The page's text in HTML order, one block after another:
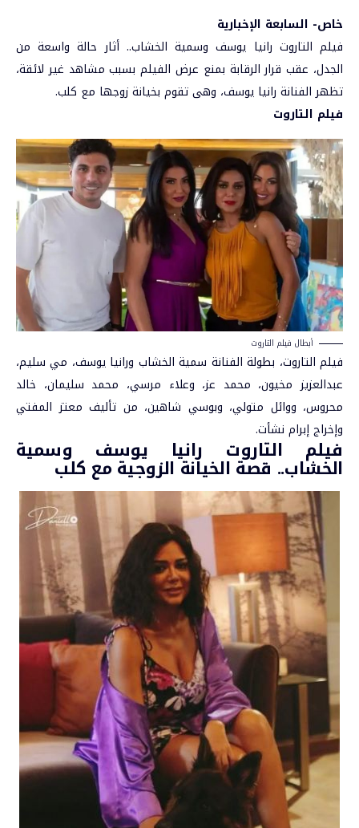
خاص- السابعة الإخبارية
فيلم التاروت رانيا يوسفوسمية الخشاب.. أثار حالة واسعة من
الجدل، عقب قرار الرقابة بمنع عرض الفيلم بسبب مشاهد غير لائقة،
تظهر الفنانة رانيا يوسف، وهى تقوم بخيانة زوجها مع كلب.
فيلم التاروت
أبطال فيلم التاروت
فيلم التاروت، بطولة الفنانة سمية الخشاب ورانيا يوسف، مي سليم،
عبدالعزيز مخيون، محمد عز، وعلاء مرسي، محمد سليمان، خالد
محروس، ووائل متولي، وبوسي شاهين، من تأليف معتز المفتي
وإخراج إبرام نشأت.
فيلم التاروت رانيا يوسف وسمية
الخشاب.. قصة الخيانة الزوجية مع كلب